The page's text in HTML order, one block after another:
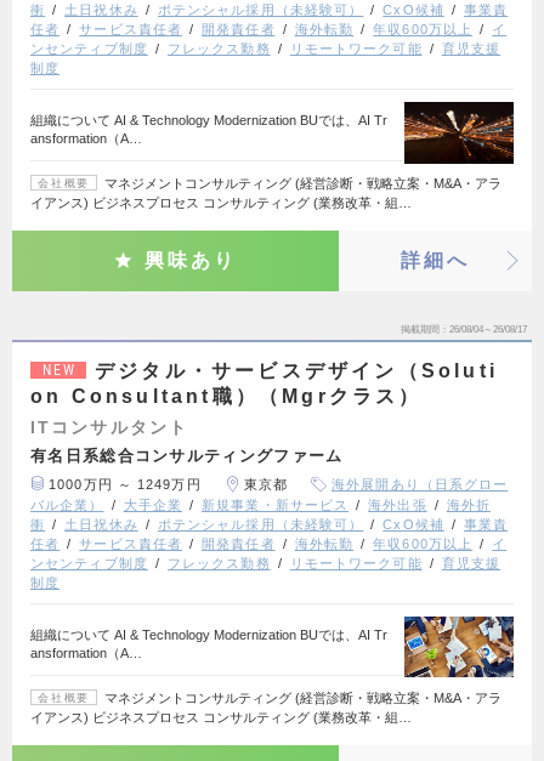
衝 土日祝休み ポテンシャル採用（未経験可） CxO候補
事業責
任者
サービス責任者 開発責任者 海外転勤 年収600万以上
イ
ンセンティブ制度
フレックス勤務 リモートワーク可能
育児支援
制度
組織について AI & Technology Modernization BUでは、AI Tr
ansformation（A…
会社概要
マネジメントコンサルティング (経営診断・戦略立案・M&A・アラ
イアンス) ビジネスプロセス コンサルティング (業務改革・組…
興味あり 詳細へ
掲載期間 26/08/04～26/08/17
NEW
デジタル・サービスデザイン（Soluti
on Consultant職）（Mgrクラス）
ITコンサルタント
有名日系総合コンサルティングファーム
1000万円 ～ 1249万円 東京都
海外展開あり（日系グロー
バル企業）
大手企業 新規事業・新サービス 海外出張
海外折
衝
土日祝休み ポテンシャル採用（未経験可） CxO候補
事業責
任者
サービス責任者 開発責任者 海外転勤 年収600万以上
イ
ンセンティブ制度
フレックス勤務 リモートワーク可能
育児支援
制度
組織について AI & Technology Modernization BUでは、AI Tr
ansformation（A…
会社概要
マネジメントコンサルティング (経営診断・戦略立案・M&A・アラ
イアンス) ビジネスプロセス コンサルティング (業務改革・組…